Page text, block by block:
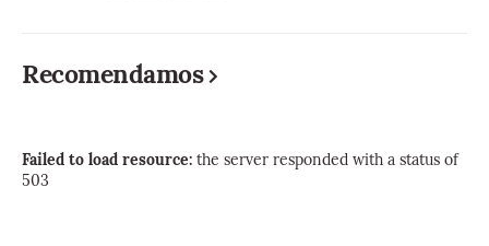
Recomendamos
Failed to load resource: the server responded with a status of
503